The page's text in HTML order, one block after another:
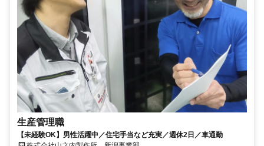
生産管理職
【未経験OK】男性活躍中／住宅手当など充実／週休2日／車通勤